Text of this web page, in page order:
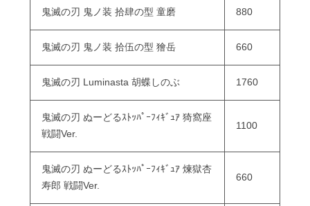
鬼滅の刃 鬼ノ装 拾肆の型 童磨 880
鬼滅の刃 鬼ノ装 拾伍の型 獪岳 660
鬼滅の刃 Luminasta 胡蝶しのぶ 1760
鬼滅の刃 ぬーどるｽﾄｯﾊﾟｰﾌｨｷﾞｭｱ 猗窩座
戦闘Ver.
1100
鬼滅の刃 ぬーどるｽﾄｯﾊﾟｰﾌｨｷﾞｭｱ 煉獄杏
寿郎 戦闘Ver.
660